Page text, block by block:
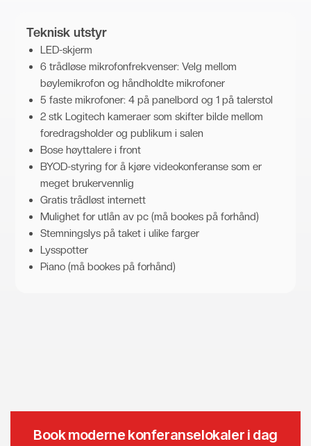
Teknisk utstyr
LED-skjerm
6 trådløse mikrofonfrekvenser: Velg mellom
bøylemikrofon og håndholdte mikrofoner
5 faste mikrofoner: 4 på panelbord og 1 på talerstol
2 stk Logitech kameraer som skifter bilde mellom
foredragsholder og publikum i salen
Bose høyttalere i front
BYOD-styring for å kjøre videokonferanse som er
meget brukervennlig
Gratis trådløst internett
Mulighet for utlån av pc (må bookes på forhånd)
Stemningslys på taket i ulike farger
Lysspotter
Piano (må bookes på forhånd)
Book moderne konferanselokaler i dag